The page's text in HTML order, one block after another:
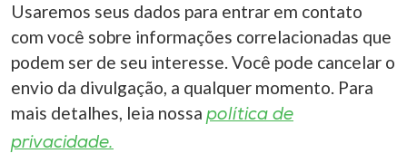
Usaremos seus dados para entrar em contato
com você sobre informações correlacionadas que
podem ser de seu interesse. Você pode cancelar o
envio da divulgação, a qualquer momento. Para
mais detalhes, leia nossa política de
privacidade.